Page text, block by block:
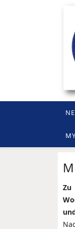
Zu